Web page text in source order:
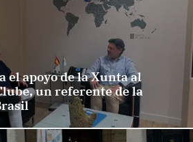
el apoyo de la Xunta al
un referente de la